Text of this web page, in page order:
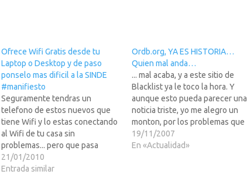
Ofrece Wifi Gratis desde tu
Laptop o Desktop y de paso
ponselo mas dificil a la SINDE
#manifiesto
Seguramente tendras un
telefono de estos nuevos que
tiene Wifi y lo estas conectando
al Wifi de tu casa sin
problemas... pero que pasa
cuando sales de tu casa con el
telefono en mano y te quieres
21/01/2010
Entrada similar
Ordb.org, YA ES HISTORIA…
Quien mal anda…
... mal acaba, y a este sitio de
Blacklist ya le toco la hora. Y
aunque esto pueda parecer una
noticia triste, yo me alegro un
monton, por los problemas que
en su momento tuve con ellos al
enviar mis boletines de "la
19/11/2007
En «Actualidad»